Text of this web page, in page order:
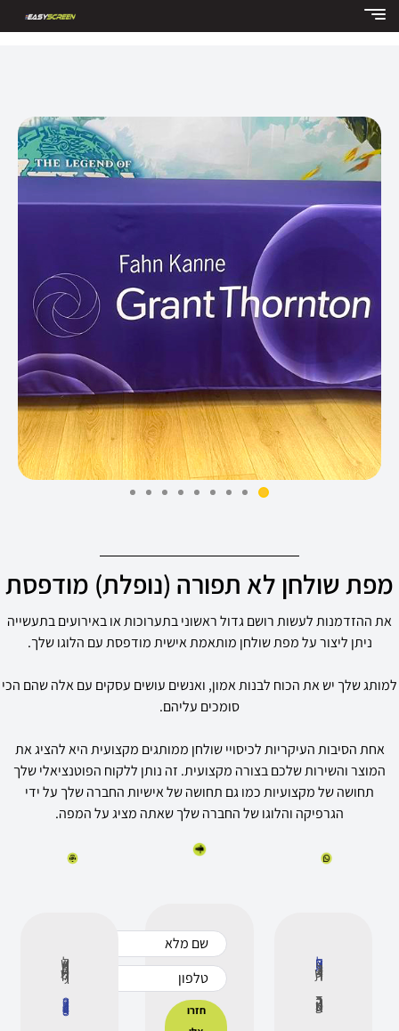
מפת שולחן לא תפורה (נופלת) מודפסת
את ההזדמנות לעשות רושם גדול ראשוני בתערוכות או באירועים בתעשייה
ניתן ליצור על מפת שולחן מותאמת אישית מודפסת עם הלוגו שלך.
למותג שלך יש את הכוח לבנות אמון, ואנשים עושים עסקים עם אלה שהם הכי
סומכים עליהם.
אחת הסיבות העיקריות לכיסויי שולחן ממותגים מקצועית היא להציג את
המוצר והשירות שלכם בצורה מקצועית. זה נותן ללקוח הפוטנציאלי שלך
תחושה של מקצועיות כמו גם תחושה של אישיות החברה שלך על ידי
הגרפיקה והלוגו של החברה שלך שאתה מציג על המפה.
לחצו כאןלנציג שירות
דרך הוואטסאפ
חזרו
לשירות הלקוחות יש לחייג
073-3329498